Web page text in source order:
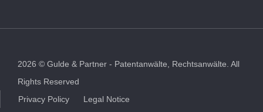
2026 © Gulde & Partner - Patentanwälte, Rechtsanwälte. All
Rights Reserved
Privacy Policy
Legal Notice